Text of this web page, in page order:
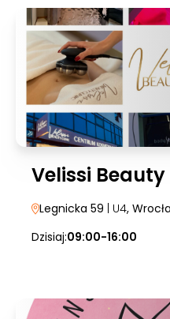
Velissi
Legnicka 59 | U4,
Dzisiaj:09:00-16:00